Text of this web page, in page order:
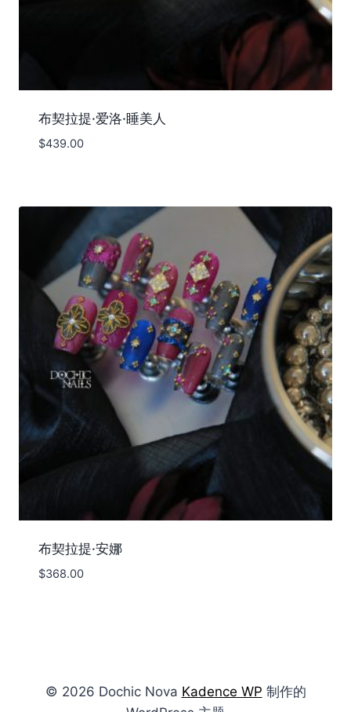
布契拉提·爱洛·睡美人
$439.00
布契拉提·安娜
$368.00
© 2026 Dochic Nova Kadence WP 制作的